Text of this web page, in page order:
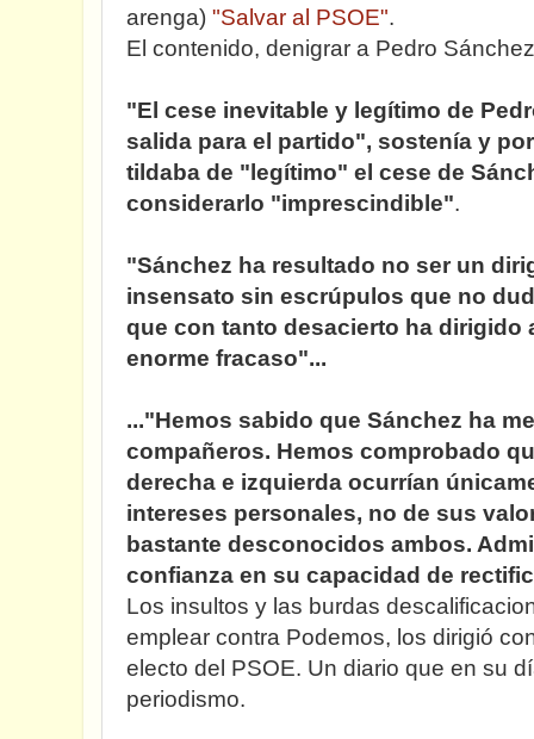
arenga) "Salvar al PSOE".
El contenido, denigrar a Pedro
"El cese inevitable y legítimo de
salida para el partido", sostenía y
tildaba de "legítimo" el cese de
considerarlo "imprescindible".
"Sánchez ha resultado no ser un
insensato sin escrúpulos que no
que con tanto desacierto ha dirigido
enorme fracaso"...
..."Hemos sabido que Sánchez ha
compañeros. Hemos comprobado
derecha e izquierda ocurrían
intereses personales, no de sus
bastante desconocidos ambos.
confianza en su capacidad de
Los insultos y las burdas
emplear contra Podemos, los dirigió
electo del PSOE. Un diario que en su
periodismo.